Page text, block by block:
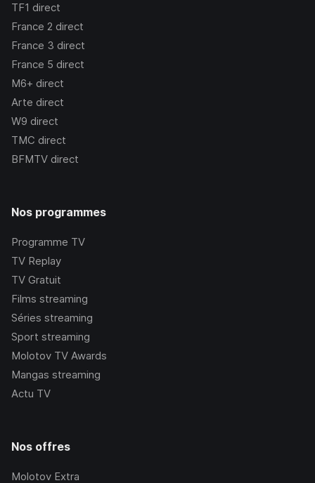
TF1 direct
France 2 direct
France 3 direct
France 5 direct
M6+ direct
Arte direct
W9 direct
TMC direct
BFMTV direct
Nos programmes
Programme TV
TV Replay
TV Gratuit
Films streaming
Séries streaming
Sport streaming
Molotov TV Awards
Mangas streaming
Actu TV
Nos offres
Molotov Extra